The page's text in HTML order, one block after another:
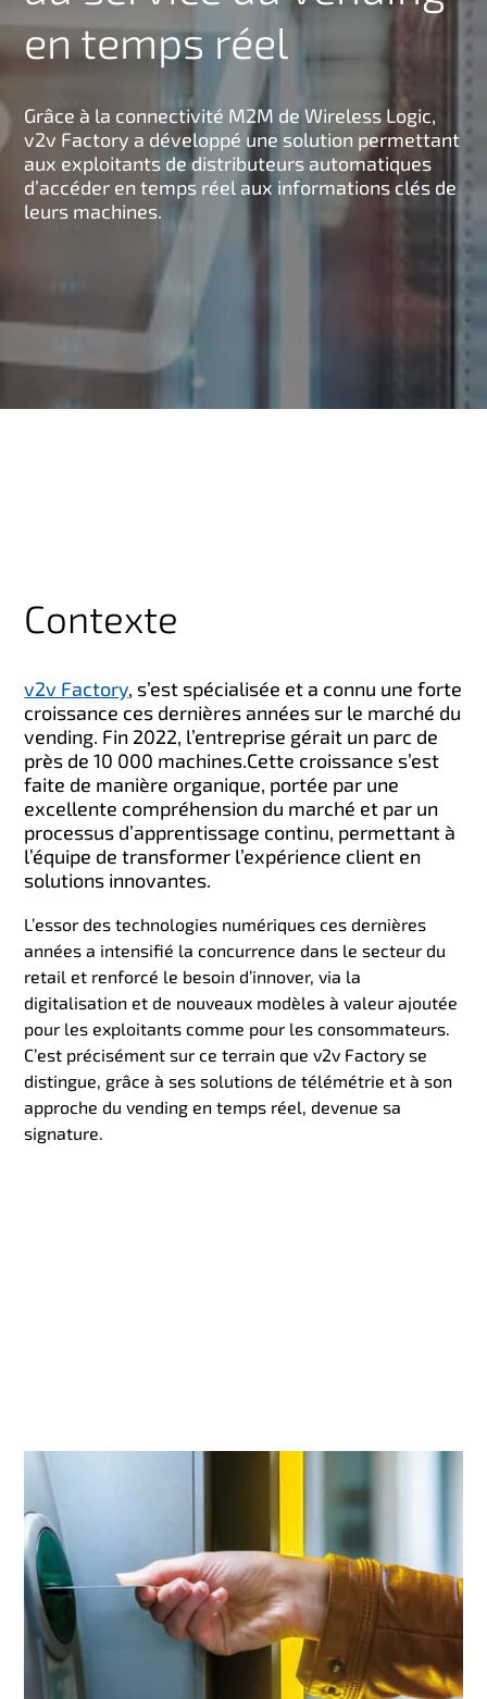
n
p
l
en temps réel
Grâce à la connectivité M2M de Wireless Logic,
v2v Factory a développé une solution permettant
aux exploitants de distributeurs automatiques
d’accéder en temps réel aux informations clés de
leurs machines.
Contexte
v2v Factory, s’est spécialisée et a connu une forte
croissance ces dernières années sur le marché du
vending. Fin 2022, l’entreprise gérait un parc de
près de 10 000 machines.Cette croissance s’est
faite de manière organique, portée par une
excellente compréhension du marché et par un
processus d’apprentissage continu, permettant à
l’équipe de transformer l’expérience client en
solutions innovantes.
L’essor des technologies numériques ces dernières
années a intensifié la concurrence dans le secteur du
retail et renforcé le besoin d’innover, via la
digitalisation et de nouveaux modèles à valeur ajoutée
pour les exploitants comme pour les consommateurs.
C’est précisément sur ce terrain que v2v Factory se
distingue, grâce à ses solutions de télémétrie et à son
approche du vending en temps réel, devenue sa
signature.